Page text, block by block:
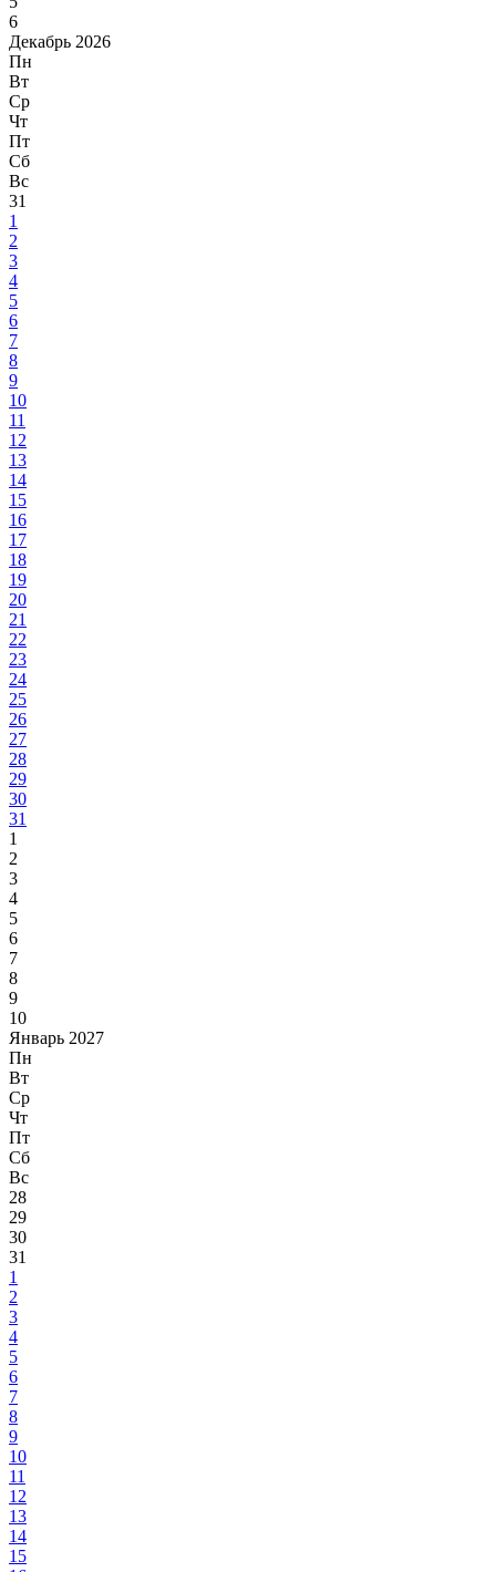
6
Декабрь 2026
Пн
Вт
Ср
Чт
Пт
Сб
Вс
31
1
2
3
4
5
6
7
8
9
10
11
12
13
14
15
16
17
18
19
20
21
22
23
24
25
26
27
28
29
30
31
1
2
3
4
5
6
7
8
9
10
Январь 2027
Пн
Вт
Ср
Чт
Пт
Сб
Вс
28
29
30
31
1
2
3
4
5
6
7
8
9
10
11
12
13
14
15